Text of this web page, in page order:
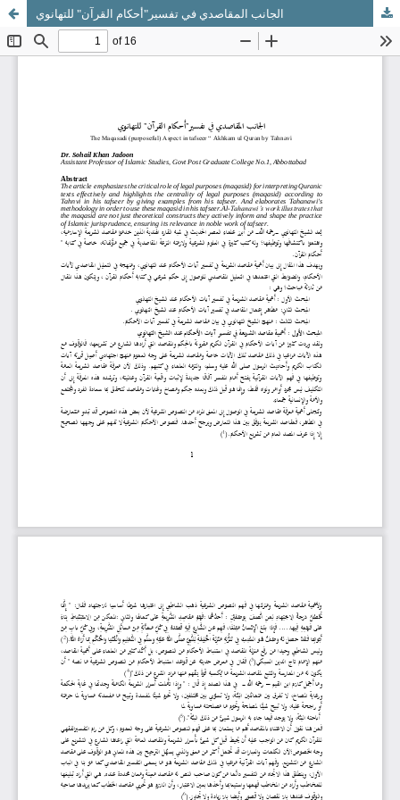
الجانب المقاصدي في تفسير"أحكام القرآن" للتهانوي